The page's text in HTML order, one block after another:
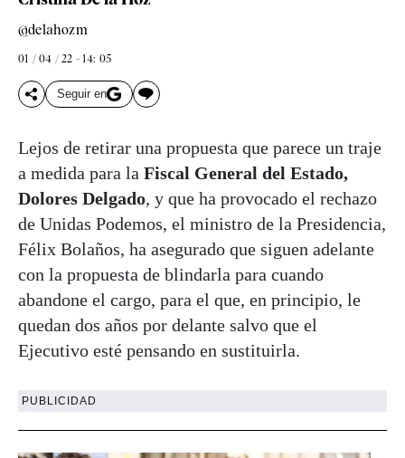
@delahozm
01 / 04 / 22 - 14: 05
Seguir en
Lejos de retirar una propuesta que parece un traje
a medida para la Fiscal General del Estado,
Dolores Delgado, y que ha provocado el rechazo
de Unidas Podemos, el ministro de la Presidencia,
Félix Bolaños, ha asegurado que siguen adelante
con la propuesta de blindarla para cuando
abandone el cargo, para el que, en principio, le
quedan dos años por delante salvo que el
Ejecutivo esté pensando en sustituirla.
PUBLICIDAD